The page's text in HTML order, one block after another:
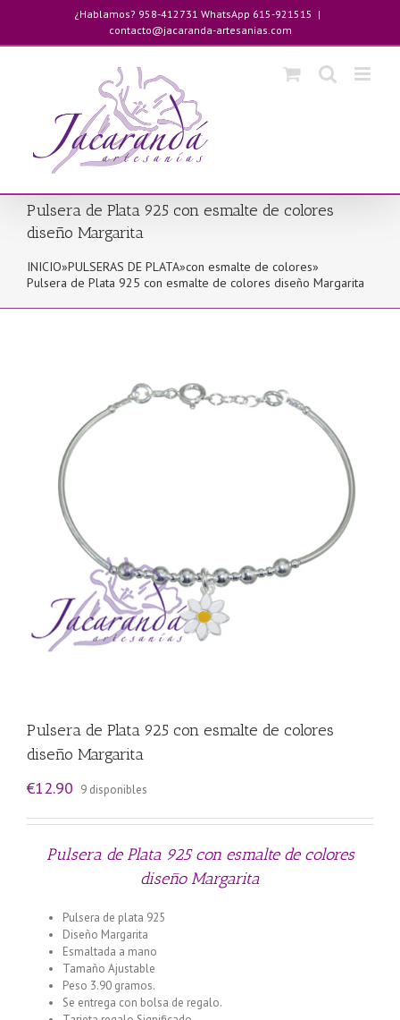
contenido
¿Hablamos? 958-412731 WhatsApp 615-921515 |
contacto@jacaranda-artesanias.com
Pulsera de Plata 925 con esmalte de colores
diseño Margarita
INICIO»PULSERAS DE PLATA»con esmalte de colores»
Pulsera de Plata 925 con esmalte de colores diseño Margarita
Pulsera de Plata 925 con esmalte de colores
diseño Margarita
€12.90 9 disponibles
Pulsera de Plata 925 con esmalte de colores
diseño Margarita
Pulsera de plata 925
Diseño Margarita
Esmaltada a mano
Tamaño Ajustable
Peso 3.90 gramos.
Se entrega con bolsa de regalo.